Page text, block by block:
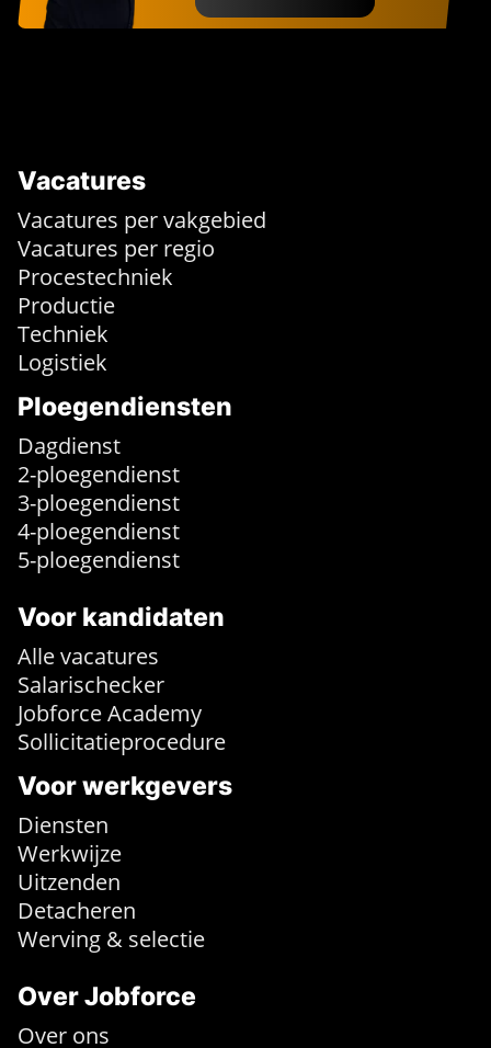
Vacatures
Vacatures per vakgebied
Vacatures per regio
Procestechniek
Productie
Techniek
Logistiek
Ploegendiensten
Dagdienst
2-ploegendienst
3-ploegendienst
4-ploegendienst
5-ploegendienst
Voor kandidaten
Alle vacatures
Salarischecker
Jobforce Academy
Sollicitatieprocedure
Voor werkgevers
Diensten
Werkwijze
Uitzenden
Detacheren
Werving & selectie
Over Jobforce
Over ons